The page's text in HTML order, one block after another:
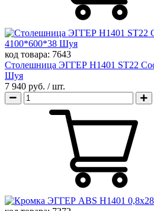
код товара: 7643
Столешница ЭГГЕР H1401 ST22
Шуя
7 940 руб. / шт.